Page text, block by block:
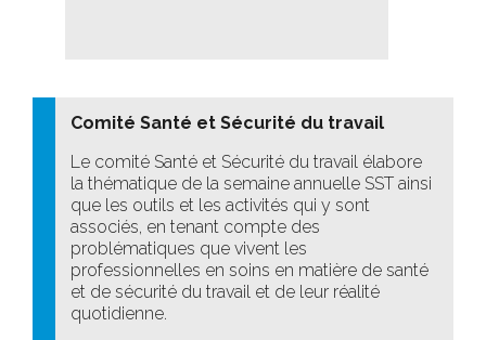
Comité Santé et Sécurité du travail
Le comité Santé et Sécurité du travail élabore
la thématique de la semaine annuelle SST ainsi
que les outils et les activités qui y sont
associés, en tenant compte des
problématiques que vivent les
professionnelles en soins en matière de santé
et de sécurité du travail et de leur réalité
quotidienne.